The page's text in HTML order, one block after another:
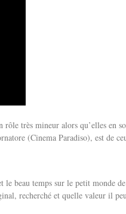
très mineur alors qu’elles en
(Cinema Paradiso), est de
beau temps sur le petit monde
recherché et quelle valeur il